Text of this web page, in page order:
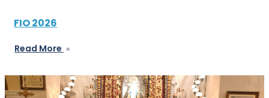
FIO 2026
Read More